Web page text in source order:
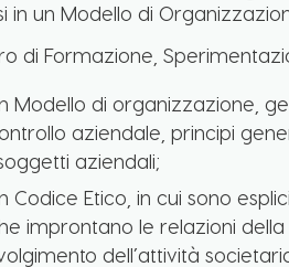
in un Modello di
di Formazione,
Modello di organizzazione,
aziendale, principi
aziendali;
Codice Etico, in cui sono
improntano le relazioni
dell’attività